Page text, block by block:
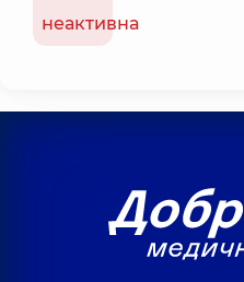
неактивна